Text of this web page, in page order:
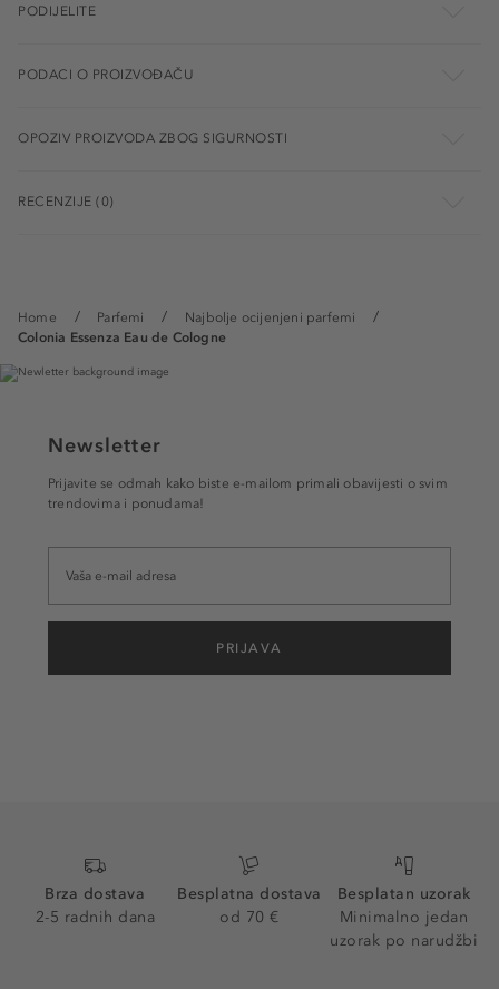
Home Parfemi
Najbolje ocijenjeni parfemi
Colonia Essenza Eau de Cologne
PODIJELITE
PODACI O PROIZVOĐAČU
OPOZIV PROIZVODA ZBOG SIGURNOSTI
RECENZIJE (0)
Newsletter
Prijavite se odmah kako biste e-mailom primali obavijesti o svim
trendovima i ponudama!
PRIJAVA
Brza dostava
2-5 radnih dana
Besplatna dostava
od 70 €
Besplatan uzorak
Minimalno jedan
uzorak po narudžbi